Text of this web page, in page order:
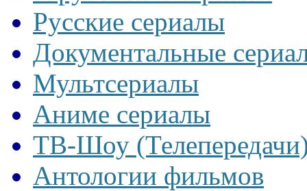
Русские сериалы
Документальные
Мультсериалы
Аниме сериалы
ТВ-Шоу
Антологии фильмов